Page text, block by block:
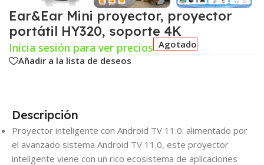
Ear&Ear Mini proyector, proyector
portátil HY320, soporte 4K
Inicia sesión para ver precios Agotado
Añadir a la lista de deseos
Descripción
Proyector inteligente con Android TV 11.0: alimentado por
el avanzado sistema Android TV 11.0, este proyector
inteligente viene con un rico ecosistema de aplicaciones